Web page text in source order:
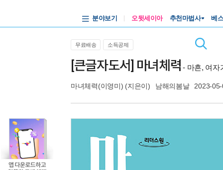
분야보기 오뒷세이아 추천마법사 베
무료배송 소득공제
[큰글자도서] 마녀체력 - 마흔, 여자
마녀체력(이영미) (지은이) 남해의봄날 2023-